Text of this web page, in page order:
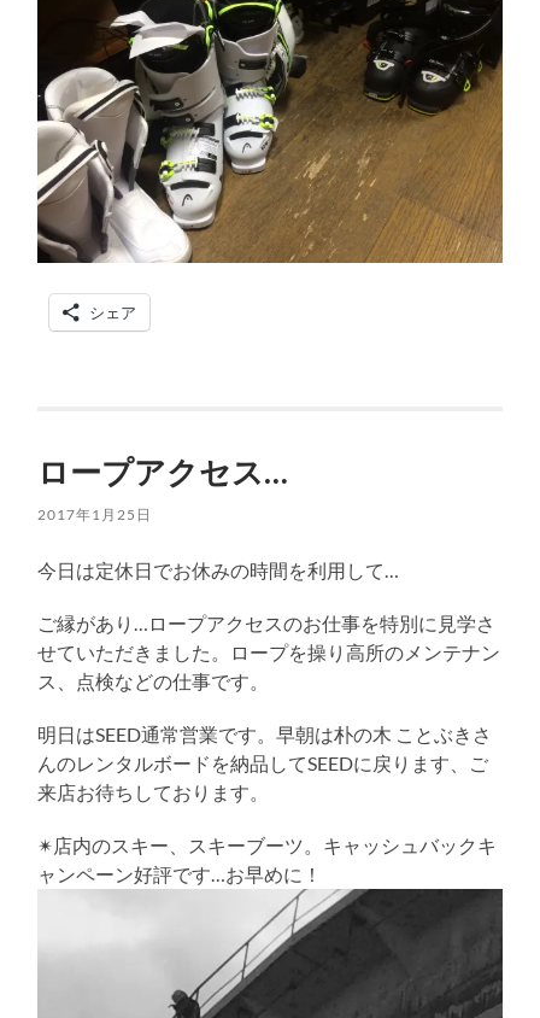
シェア
ロープアクセス…
2017年1月25日
今日は定休日でお休みの時間を利用して…
ご縁があり…ロープアクセスのお仕事を特別に見学さ
せていただきました。ロープを操り高所のメンテナン
ス、点検などの仕事です。
明日はSEED通常営業です。早朝は朴の木 ことぶきさ
んのレンタルボードを納品してSEEDに戻ります、ご
来店お待ちしております。
✴︎店内のスキー、スキーブーツ。キャッシュバックキ
ャンペーン好評です…お早めに！